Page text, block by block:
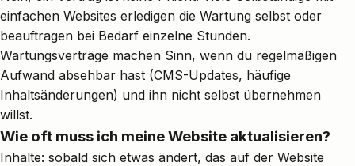
einfachen Websites erledigen die Wartung selbst oder
beauftragen bei Bedarf einzelne Stunden.
Wartungsverträge machen Sinn, wenn du regelmäßigen
Aufwand absehbar hast (CMS-Updates, häufige
Inhaltsänderungen) und ihn nicht selbst übernehmen
willst.
Wie oft muss ich meine Website aktualisieren?
Inhalte: sobald sich etwas ändert, das auf der Website